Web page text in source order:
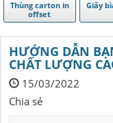
Thùng carton in
offset
Giấy
HƯỚNG DẪN
CHẤT LƯỢNG
15/03/2022
Chia sẻ